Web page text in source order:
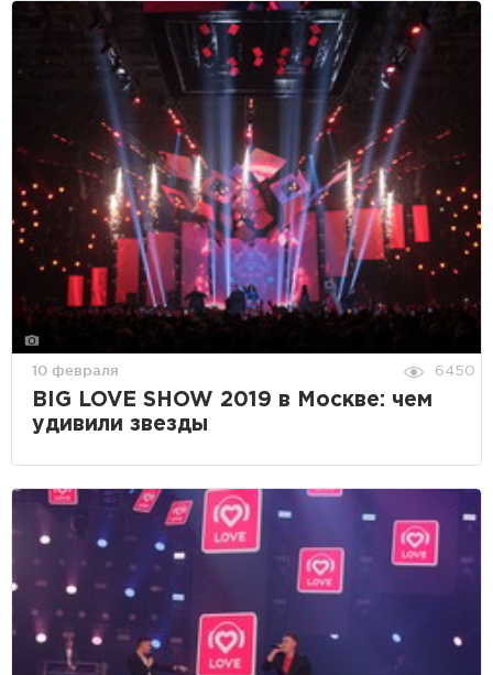
10 февраля 6450
BIG LOVE SHOW 2019 в Москве: чем
удивили звезды